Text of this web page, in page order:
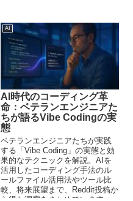
AI
AI時代のコーディング革
命：ベテランエンジニアた
ちが語るVibe Codingの実
態
ベテランエンジニアたちが実践
する「Vibe Coding」の実態と効
果的なテクニックを解説。AIを
活用したコーディング手法のル
ールファイル活用法やツール比
較、将来展望まで、Reddit投稿か